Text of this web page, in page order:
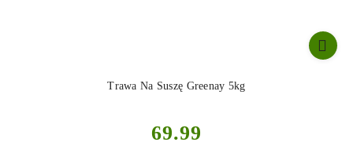
Trawa Na Suszę Greenay 5kg
Cena:
69.99